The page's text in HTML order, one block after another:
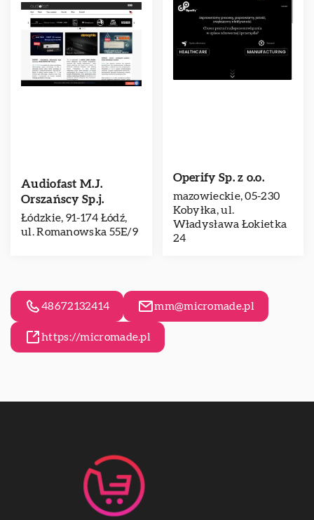
Audiofast M.J.
Orszańscy Sp.j.
Łódzkie, 91-174 Łódź,
ul. Romanowska 55E/9
Operify Sp. z o.o.
mazowieckie, 05-230
Kobyłka, ul.
Władysława Łokietka
24
48672132414 mm@micromade.pl
https://micromade.pl